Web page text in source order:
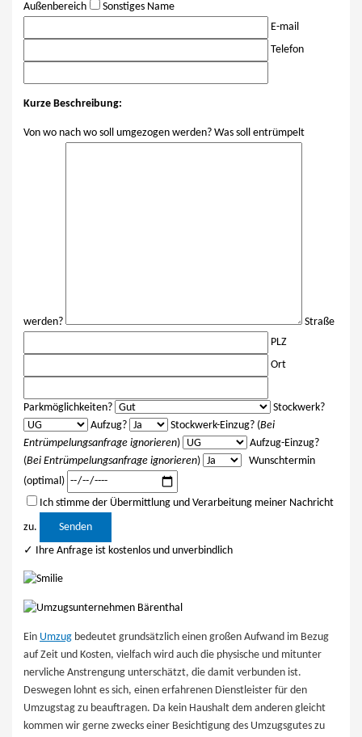
Außenbereich Sonstiges Name
E-mail
Telefon
Kurze Beschreibung:
Von wo nach wo soll umgezogen werden? Was soll entrümpelt
werden?
Straße
PLZ
Ort
Parkmöglichkeiten?
Stockwerk?
Aufzug?
Stockwerk-Einzug? (Bei
Entrümpelungsanfrage ignorieren)
Aufzug-Einzug?
(Bei Entrümpelungsanfrage ignorieren)
Wunschtermin
(optimal)
Ich stimme der Übermittlung und Verarbeitung meiner Nachricht
zu. Bitte lasse dieses Feld leer.
✓ Ihre Anfrage ist kostenlos und unverbindlich
Ein Umzug bedeutet grundsätzlich einen großen Aufwand im Bezug
auf Zeit und Kosten, vielfach wird auch die physische und mitunter
nervliche Anstrengung unterschätzt, die damit verbunden ist.
Deswegen lohnt es sich, einen erfahrenen Dienstleister für den
Umzugstag zu beauftragen. Da kein Haushalt dem anderen gleicht
kommen wir gerne zwecks einer Besichtigung des Umzugsgutes zu